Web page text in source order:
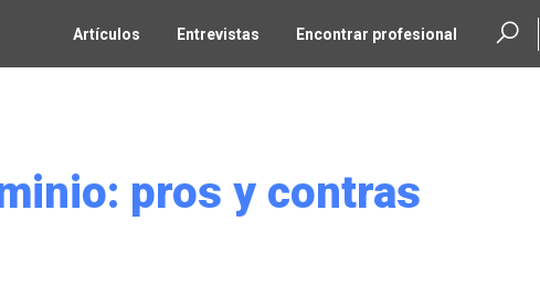
Artículos Entrevistas Encontrar profesional
pros y contras